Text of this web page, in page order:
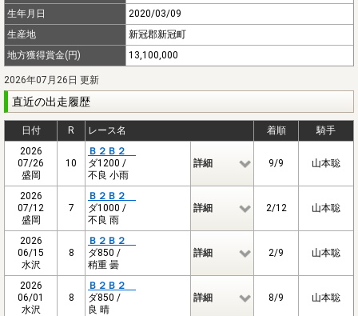
生年月日
2020/03/09
生産地
新冠郡新冠町
地方獲得賞金(円)
13,100,000
2026年07月26日 更新
直近の出走履歴
日付 R レース名 着順
騎手
2026
07/26
盛岡
10
Ｂ２Ｂ２
ダ1200 /
不良 小雨
詳細 9/9 山本聡
2026
07/12
盛岡
7
Ｂ２Ｂ２
ダ1000 /
不良 雨
詳細 2/12 山本聡
2026
06/15
水沢
8
Ｂ２Ｂ２
ダ850 /
稍重 曇
詳細 2/9 山本聡
2026
06/01
水沢
8
Ｂ２Ｂ２
ダ850 /
良 晴
詳細 8/9 山本聡